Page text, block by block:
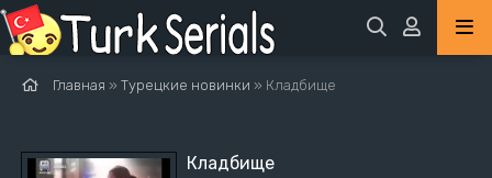
Главная » Турецкие новинки » Кладбище
Кладбище